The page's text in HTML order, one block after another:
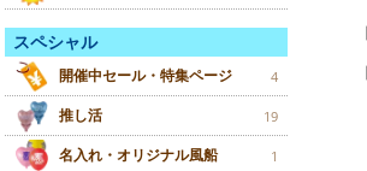
スペシャル
開催中セール・特集ページ 4
推し活 19
名入れ・オリジナル風船 1